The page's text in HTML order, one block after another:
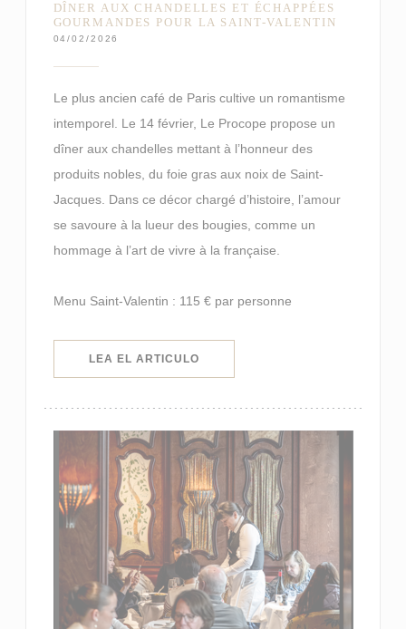
DÎNER AUX CHANDELLES ET ÉCHAPPÉES
GOURMANDES POUR LA SAINT-VALENTIN
04/02/2026
Le plus ancien café de Paris cultive un romantisme
intemporel. Le 14 février, Le Procope propose un
dîner aux chandelles mettant à l’honneur des
produits nobles, du foie gras aux noix de Saint-
Jacques. Dans ce décor chargé d’histoire, l’amour
se savoure à la lueur des bougies, comme un
hommage à l’art de vivre à la française.
Menu Saint-Valentin : 115 € par personne
LEA EL ARTICULO((ABRE EN UNA NUEVA